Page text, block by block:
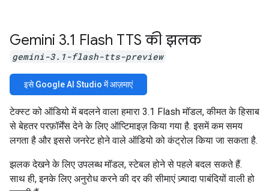
Gemini 3.1 Flash TTS की झलक
gemini-3.1-flash-tts-preview
इसे Google AI Studio में आज़माएं
टेक्स्ट को ऑडियो में बदलने वाला हमारा 3.1 Flash मॉडल, कीमत के हिसाब
से बेहतर परफ़ॉर्मेंस देने के लिए ऑप्टिमाइज़ किया गया है. इसमें कम समय
लगता है और इससे जनरेट होने वाले ऑडियो को कंट्रोल किया जा सकता है.
झलक देखने के लिए उपलब्ध मॉडल, स्टेबल होने से पहले बदल सकते हैं.
साथ ही, इनके लिए अनुरोध करने की दर की सीमाएं ज़्यादा पाबंदियों वाली हो